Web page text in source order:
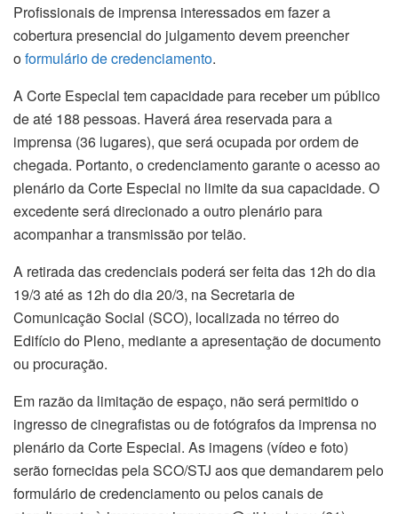
Profissionais de imprensa interessados em fazer a
cobertura presencial do julgamento devem preencher
oformulário de credenciamento.
A Corte Especial tem capacidade para receber um público
de até 188 pessoas. Haverá área reservada para a
imprensa (36 lugares), que será ocupada por ordem de
chegada. Portanto, o credenciamento garante o acesso ao
plenário da Corte Especial no limite da sua capacidade. O
excedente será direcionado a outro plenário para
acompanhar a transmissão por telão.
A retirada das credenciais poderá ser feita das 12h do dia
19/3 até as 12h do dia 20/3, na Secretaria de
Comunicação Social (SCO), localizada no térreo do
Edifício do Pleno, mediante a apresentação de documento
ou procuração.
Em razão da limitação de espaço, não será permitido o
ingresso de cinegrafistas ou de fotógrafos da imprensa no
plenário da Corte Especial. As imagens (vídeo e foto)
serão fornecidas pela SCO/STJ aos que demandarem pelo
formulário de credenciamento ou pelos canais de